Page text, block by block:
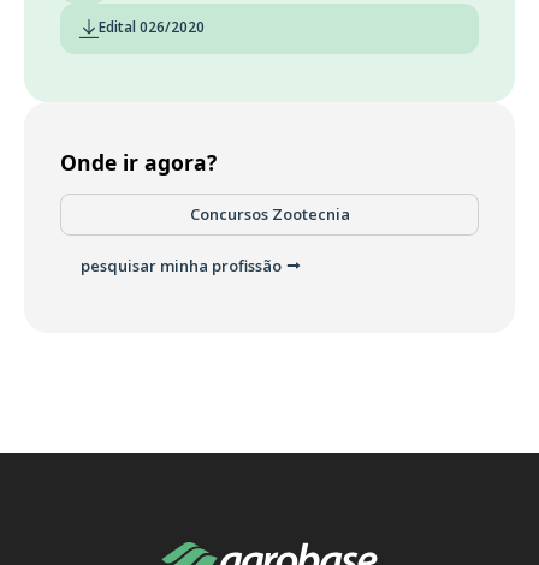
Edital 026/2020
Onde ir agora?
Concursos Zootecnia
pesquisar minha profissão